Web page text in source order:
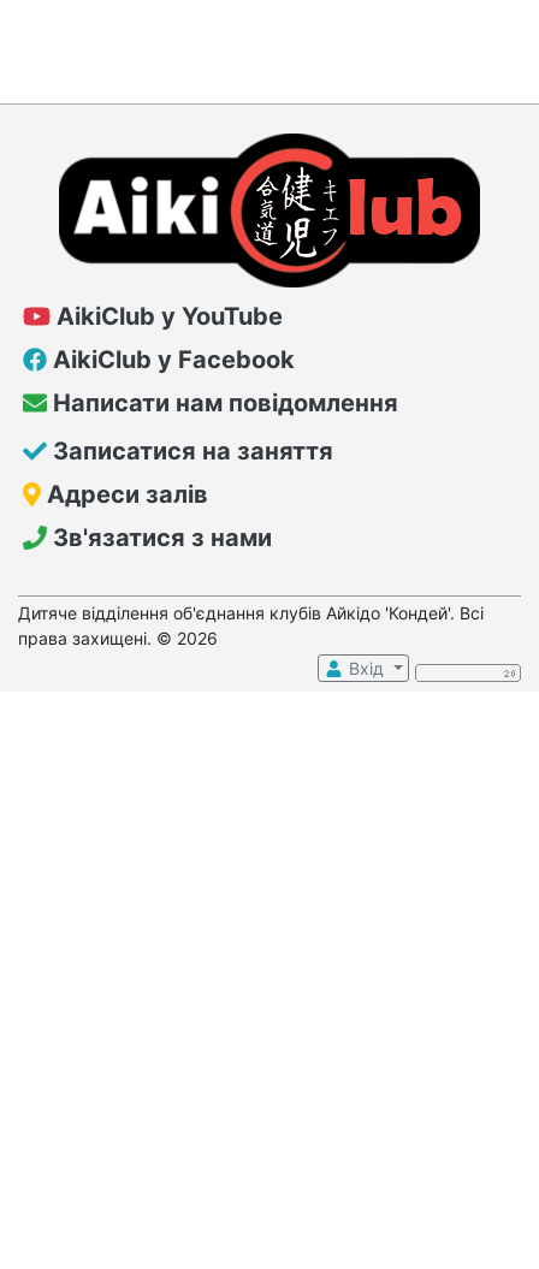
AikiClub у YouTube
AikiClub у Facebook
Написати нам повідомлення
Записатися на заняття
Адреси залів
Зв'язатися з нами
Дитяче відділення об'єднання клубів Айкідо 'Кондей'. Всі
права захищені. © 2026
Вхід